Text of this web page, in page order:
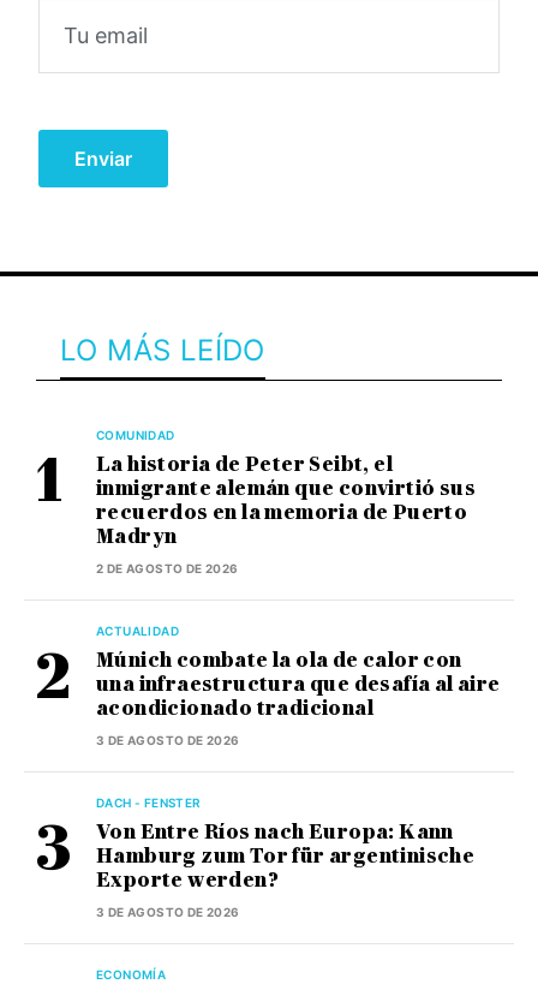
LO MÁS LEÍDO
COMUNIDAD
La historia de Peter Seibt, el
inmigrante alemán que convirtió sus
recuerdos en la memoria de Puerto
Madryn
2 DE AGOSTO DE 2026
ACTUALIDAD
Múnich combate la ola de calor con
una infraestructura que desafía al aire
acondicionado tradicional
3 DE AGOSTO DE 2026
DACH - FENSTER
Von Entre Ríos nach Europa: Kann
Hamburg zum Tor für argentinische
Exporte werden?
3 DE AGOSTO DE 2026
ECONOMÍA